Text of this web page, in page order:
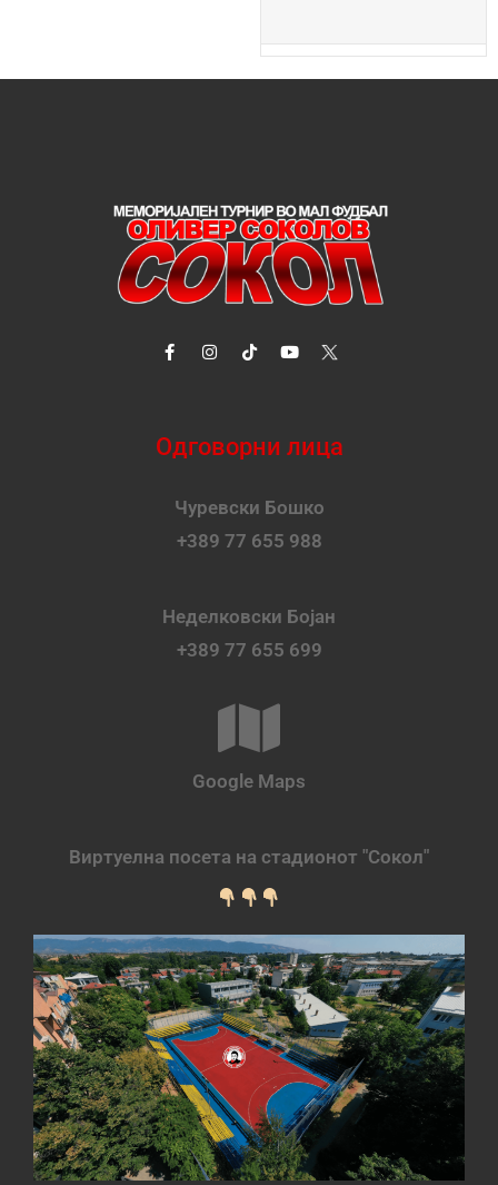
Одговорни лица
Чуревски Бошко
+389 77 655 988
Неделковски Бојан
+389 77 655 699
Google Maps
Виртуелна посета на стадионот "Сокол"